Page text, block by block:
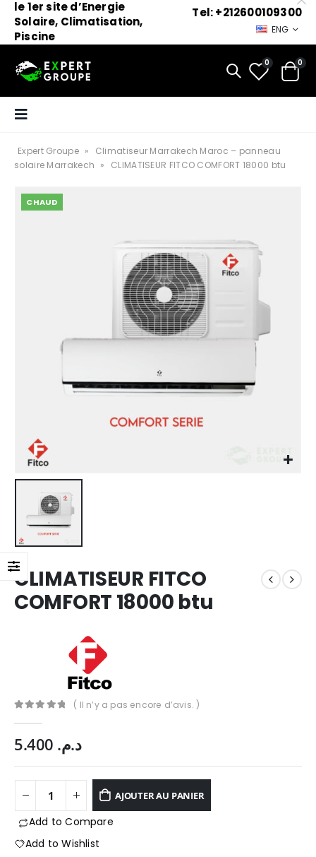
le 1er site d’Energie
Solaire, Climatisation,
Piscine
Tel: +212600109300
ENG
0 0
Expert Groupe »
Climatiseur Marrakech Maroc – panneau
solaire Marrakech » CLIMATISEUR FITCO COMFORT 18000 btu
CHAUD
CLIMATISEUR FITCO
COMFORT 18000 btu
( Il n’y a pas encore d’avis. )
د.م.
AJOUTER AU PANIER
Add to Compare
Add to Wishlist